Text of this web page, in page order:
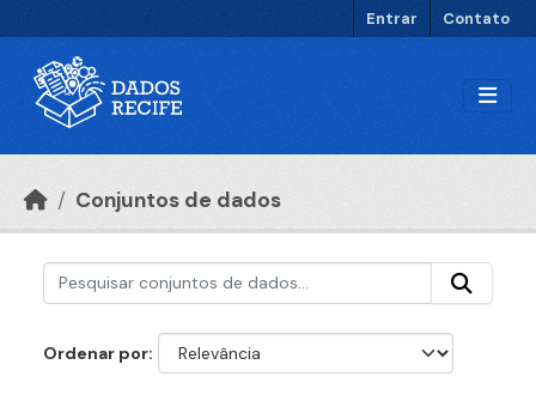
Entrar Contato
Conjuntos de dados
Ordenar por